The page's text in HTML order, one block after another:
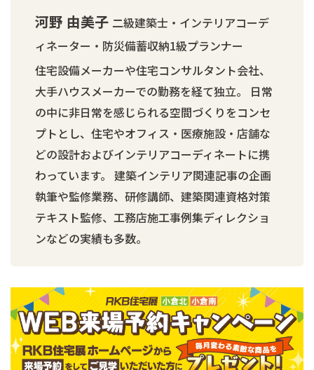
河野 由美子 二級建築士・インテリアコーデ
ィネーター・防災備蓄収納1級プランナー
住宅設備メーカーや住宅コンサルタント会社、
大手ハウスメーカーでの勤務を経て独立。 日常
の中に非日常を感じられる空間づくりをコンセ
プトとし、住宅やオフィス・医療施設・店舗な
どの設計およびインテリアコーディネートに携
わっています。 建築インテリア関連記事の企画
執筆や監修業務、研修講師、建築関連資格対策
テキスト監修、工務店施工事例集ディレクショ
ンなどの実績も多数。